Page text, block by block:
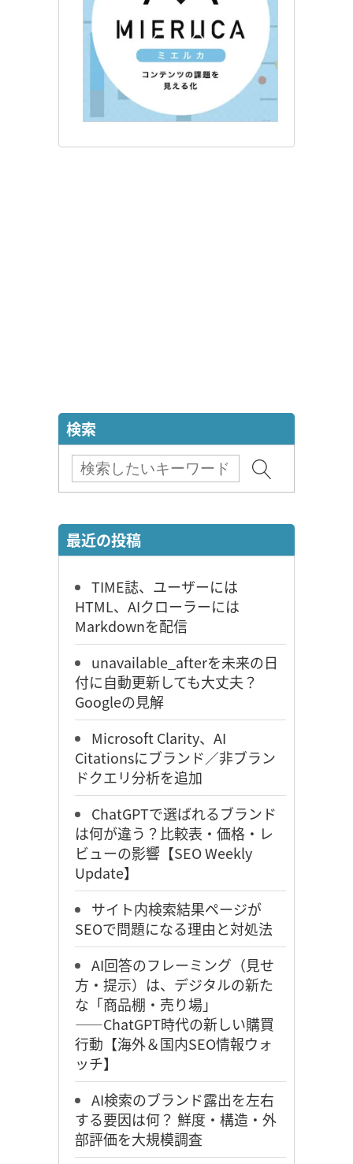
検索
最近の投稿
TIME誌、ユーザーには
HTML、AIクローラーには
Markdownを配信
unavailable_afterを未来の日
付に自動更新しても大丈夫？
Googleの見解
Microsoft Clarity、AI
Citationsにブランド／非ブラン
ドクエリ分析を追加
ChatGPTで選ばれるブランド
は何が違う？比較表・価格・レ
ビューの影響【SEO Weekly
Update】
サイト内検索結果ページが
SEOで問題になる理由と対処法
AI回答のフレーミング（見せ
方・提示）は、デジタルの新た
な「商品棚・売り場」
――ChatGPT時代の新しい購買
行動【海外＆国内SEO情報ウォ
ッチ】
AI検索のブランド露出を左右
する要因は何？ 鮮度・構造・外
部評価を大規模調査